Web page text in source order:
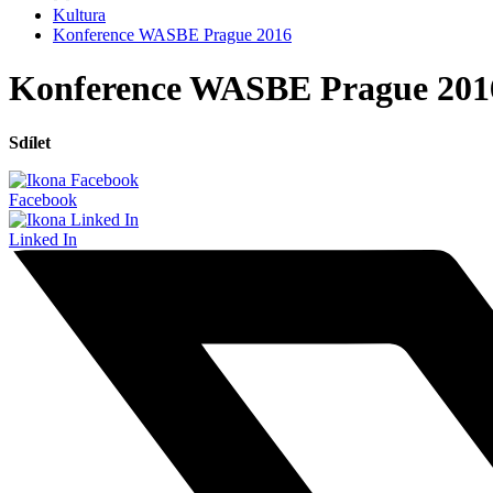
Kultura
Konference WASBE Prague 2016
Konference WASBE Prague
Sdílet
Facebook
Linked In